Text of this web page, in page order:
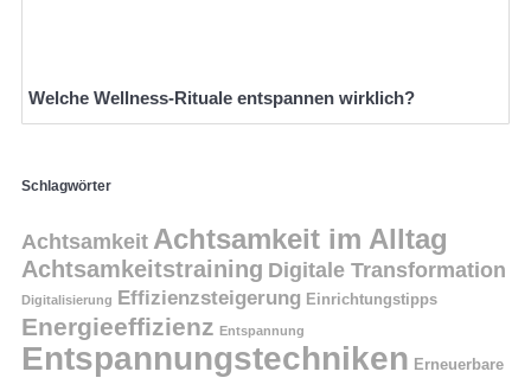
Welche Wellness-Rituale entspannen wirklich?
Schlagwörter
Achtsamkeit Achtsamkeit im Alltag
Achtsamkeitstraining Digitale Transformation
Digitalisierung Effizienzsteigerung Einrichtungstipps
Energieeffizienz Entspannung
Entspannungstechniken Erneuerbare